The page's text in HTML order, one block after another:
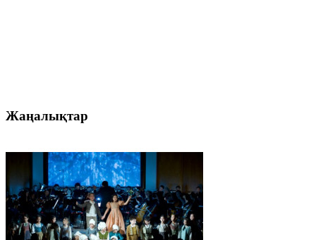
Жаңалықтар